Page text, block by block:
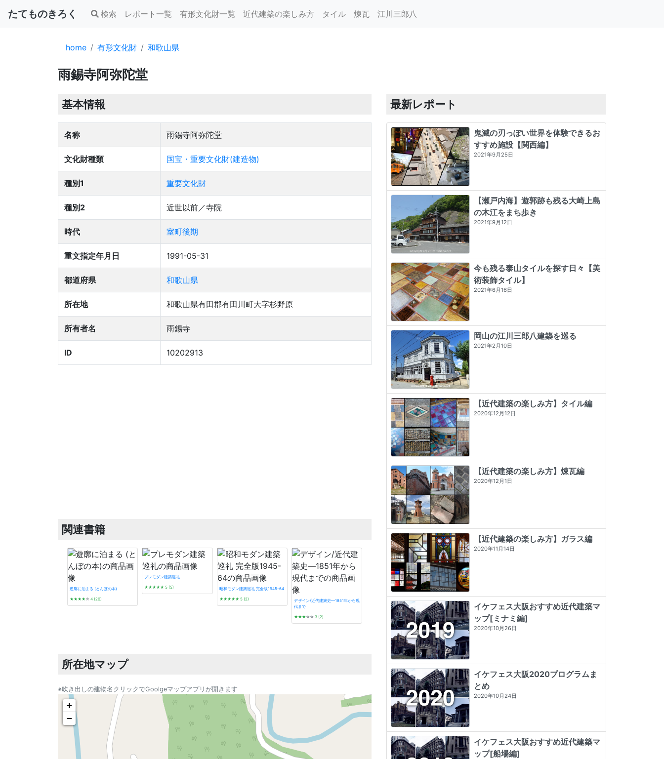
たてものきろく 検索 レポート一覧 有形文化財一覧 近代建築の楽しみ方 タイル 煉瓦 江川三郎八
home 有形文化財 和歌山県
雨錫寺阿弥陀堂
基本情報
名称 雨錫寺阿弥陀堂
文化財種類 国宝・重要文化財(建造物)
種別1 重要文化財
種別2 近世以前／寺院
時代 室町後期
重文指定年月日 1991-05-31
都道府県 和歌山県
所在地 和歌山県有田郡有田川町大字杉野原
所有者名 雨錫寺
ID 10202913
関連書籍
遊廓に泊まる (とんぼの本)
★★★★☆ 4 (20)
プレモダン建築巡礼
★★★★★ 5 (5) 昭和モダン建築巡礼 完全版1945-64
★★★★★5 (2)
デザイン/近代建築史―1851年から現
代まで
★★★☆☆ 3 (2)
発掘 the OSAKA
0 (0)
東京店構え マテウシュ・ウルバノヴ
ィチ作品集
★★★★★5 (84)
看板建築図鑑
所在地マップ
※吹き出しの建物名クリックでGoolgeマップアプリが開きます
+
−
最新レポート
鬼滅の刃っぽい世界を体験できるお
すすめ施設【関西編】
2021年9月25日
【瀬戸内海】遊郭跡も残る大崎上島
の木江をまち歩き
2021年9月12日
今も残る泰山タイルを探す日々【美
術装飾タイル】
2021年6月16日
岡山の江川三郎八建築を巡る
2021年2月10日
【近代建築の楽しみ方】タイル編
2020年12月12日
【近代建築の楽しみ方】煉瓦編
2020年12月1日
【近代建築の楽しみ方】ガラス編
2020年11月14日
イケフェス大阪おすすめ近代建築マ
ップ[ミナミ編]
2020年10月26日
イケフェス大阪2020プログラムま
とめ
2020年10月24日
イケフェス大阪おすすめ近代建築マ
ップ[船場編]